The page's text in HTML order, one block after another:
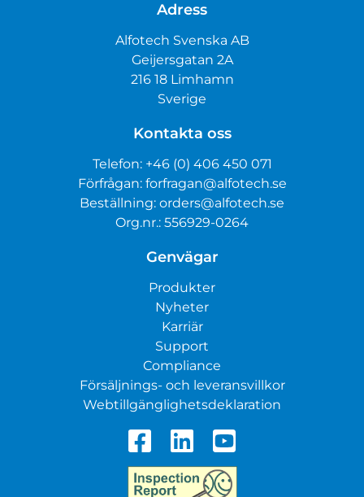
Adress
Alfotech Svenska AB
Geijersgatan 2A
216 18 Limhamn
Sverige
Kontakta oss
Telefon: +46 (0) 406 450 071
Förfrågan: forfragan@alfotech.se
Beställning: orders@alfotech.se
Org.nr.: 556929-0264
Genvägar
Produkter
Nyheter
Karriär
Support
Compliance
Försäljnings- och leveransvillkor
Webtillgänglighetsdeklaration